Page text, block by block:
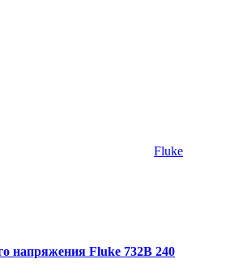
Fluke
напряжения Fluke 732B 240